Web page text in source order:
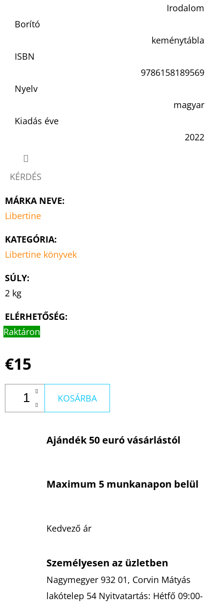
Irodalom
Borító
keménytábla
ISBN
9786158189569
Nyelv
magyar
Kiadás éve
2022
KÉRDÉS
MÁRKA NEVE:
Libertine
KATEGÓRIA:
Libertine könyvek
SÚLY:
2 kg
ELÉRHETŐSÉG:
Raktáron
€15
KOSÁRBA
Ajándék 50 euró vásárlástól
Maximum 5 munkanapon belül
Kedvező ár
Személyesen az üzletben
Nagymegyer 932 01, Corvin Mátyás
lakótelep 54 Nyitvatartás: Hétfő 09:00-